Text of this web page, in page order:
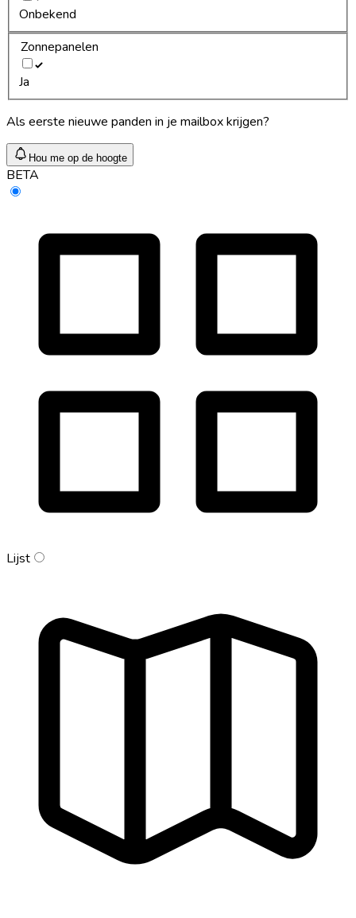
Onbekend
Zonnepanelen
Ja
Als eerste nieuwe panden in je mailbox krijgen?
Hou me op de hoogte
BETA
Lijst